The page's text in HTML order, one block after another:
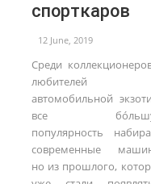
спорткаров
12 June, 2019
Среди
любителей
автомобильной
все
популярность
современные
но из прошлого,